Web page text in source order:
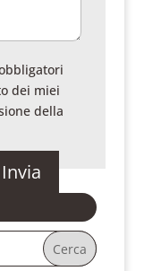
dei miei
della